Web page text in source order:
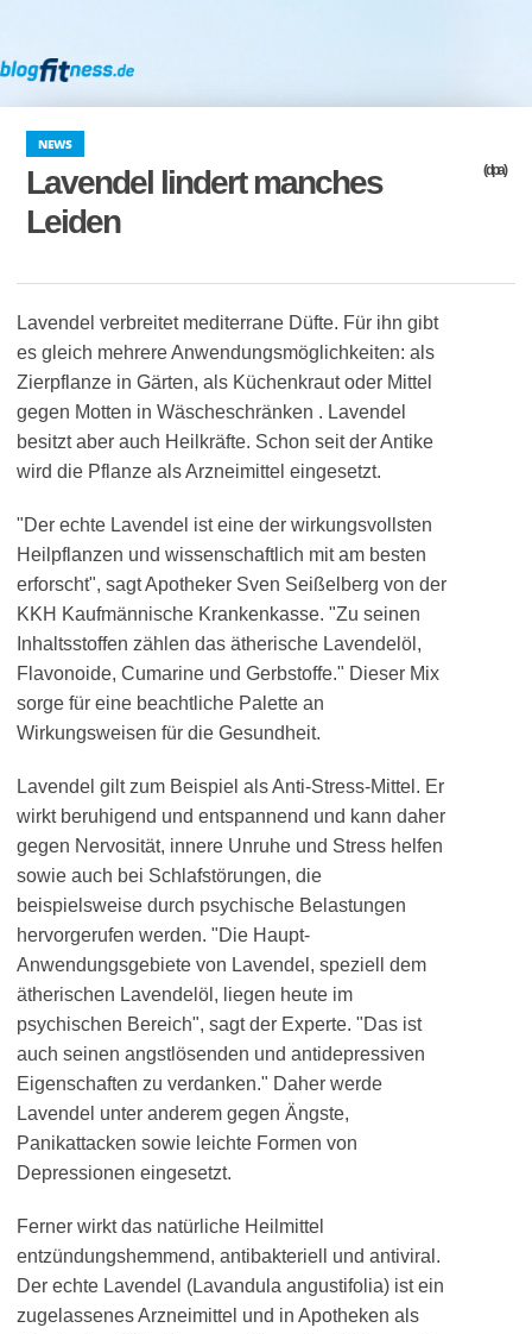
NEWS
Lavendel lindert manches
Leiden
(dpa)
Lavendel verbreitet mediterrane Düfte. Für ihn gibt
es gleich mehrere Anwendungsmöglichkeiten: als
Zierpflanze in Gärten, als Küchenkraut oder Mittel
gegen Motten in Wäscheschränken . Lavendel
besitzt aber auch Heilkräfte. Schon seit der Antike
wird die Pflanze als Arzneimittel eingesetzt.
"Der echte Lavendel ist eine der wirkungsvollsten
Heilpflanzen und wissenschaftlich mit am besten
erforscht", sagt Apotheker Sven Seißelberg von der
KKH Kaufmännische Krankenkasse. "Zu seinen
Inhaltsstoffen zählen das ätherische Lavendelöl,
Flavonoide, Cumarine und Gerbstoffe." Dieser Mix
sorge für eine beachtliche Palette an
Wirkungsweisen für die Gesundheit.
Lavendel gilt zum Beispiel als Anti-Stress-Mittel. Er
wirkt beruhigend und entspannend und kann daher
gegen Nervosität, innere Unruhe und Stress helfen
sowie auch bei Schlafstörungen, die
beispielsweise durch psychische Belastungen
hervorgerufen werden. "Die Haupt-
Anwendungsgebiete von Lavendel, speziell dem
ätherischen Lavendelöl, liegen heute im
psychischen Bereich", sagt der Experte. "Das ist
auch seinen angstlösenden und antidepressiven
Eigenschaften zu verdanken." Daher werde
Lavendel unter anderem gegen Ängste,
Panikattacken sowie leichte Formen von
Depressionen eingesetzt.
Ferner wirkt das natürliche Heilmittel
entzündungshemmend, antibakteriell und antiviral.
Der echte Lavendel (Lavandula angustifolia) ist ein
zugelassenes Arzneimittel und in Apotheken als